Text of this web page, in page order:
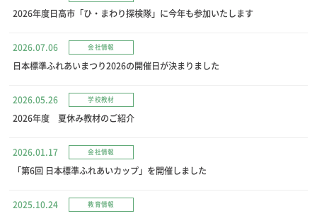
2026年度日高市「ひ・まわり探検隊」に今年も参加いたします
2026.07.06 会社情報
日本標準ふれあいまつり2026の開催日が決まりました
2026.05.26 学校教材
2026年度 夏休み教材のご紹介
2026.01.17 会社情報
「第6回 日本標準ふれあいカップ」を開催しました
2025.10.24 教育情報